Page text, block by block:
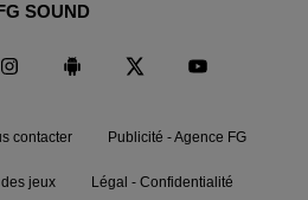
SOUND
contacter Publicité - Agence FG
jeux Légal - Confidentialité